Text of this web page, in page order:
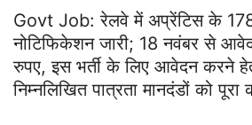
Govt Job: रेलवे में अप्रेंटिस के
नोटिफिकेशन जारी; 18 नवंबर से
रुपए, इस भर्ती के लिए आवेदन करने हेतु
निम्नलिखित पात्रता मानदंडों को पूरा